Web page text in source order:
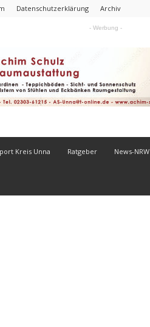
Datenschutzerklärung Archiv
- Werbung -
Kreis Unna Ratgeber News-NRW